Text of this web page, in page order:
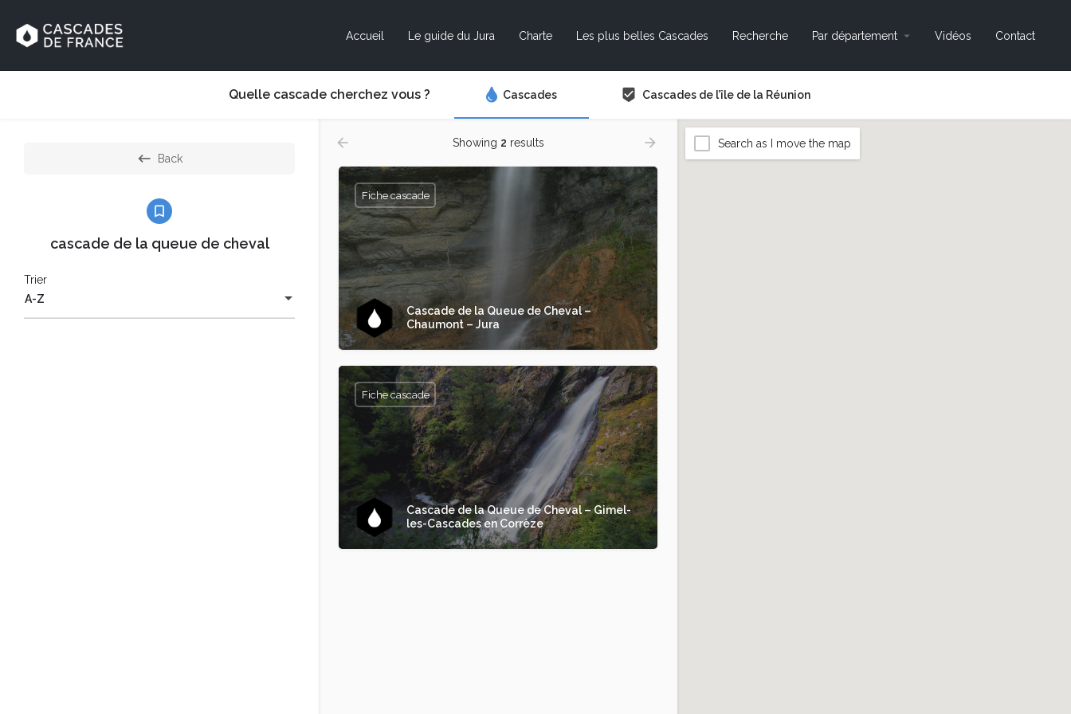
Accueil Le guide du Jura Charte Les plus belles Cascades Recherche Par département Vidéos Contact
Quelle cascade cherchez vous ? Cascades Cascades de l’île de la Réunion
Back
cascade de la queue de cheval
A-Z
Trier
Showing 2 results
Cascade de la Queue de Cheval –
Chaumont – Jura
Fiche cascade
Cascade de la Queue de Cheval – Gimel-
les-Cascades en Corrèze
Fiche cascade
Search as I move the map